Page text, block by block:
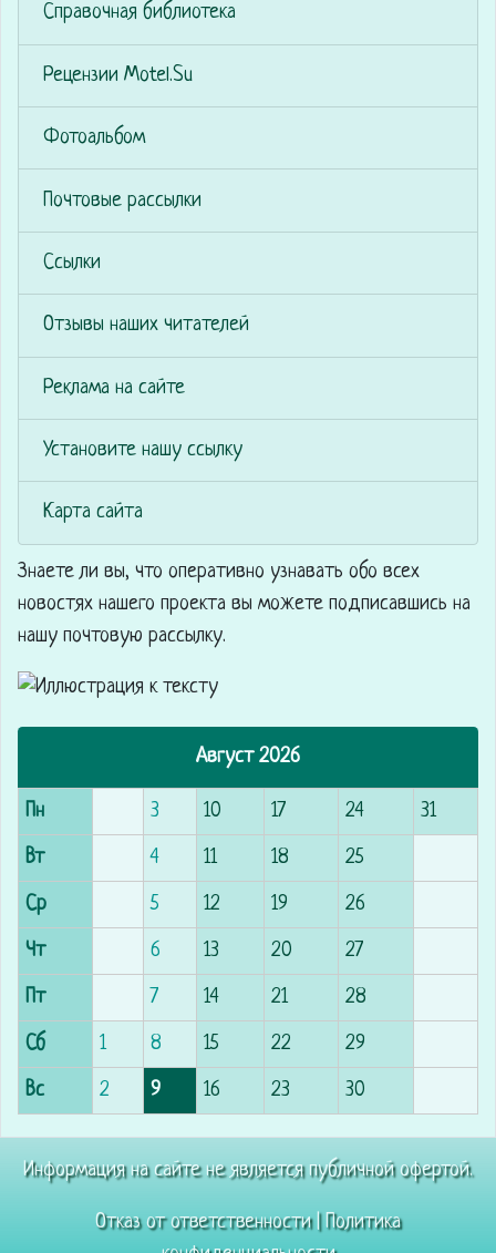
Справочная библиотека
Рецензии Motel.Su
Фотоальбом
Почтовые рассылки
Ссылки
Отзывы наших читателей
Реклама на сайте
Установите нашу ссылку
Карта сайта
Знаете ли вы, что оперативно узнавать обо всех
новостях нашего проекта вы можете подписавшись на
нашу почтовую рассылку.
Август 2026
Пн 3 10 17 24
31
Вт
4 11 18
25
Ср
5 12 19
26
Чт
6 13 20
27
Пт
7 14 21
28
Сб
1 8 15 22
29
Вс
2 9 16 23 30
Информация на сайте не является публичной офертой.
Отказ от ответственности|Политика